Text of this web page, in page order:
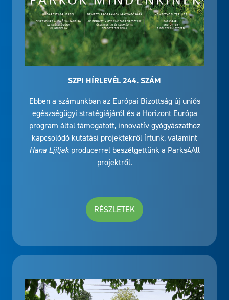
SZPI HÍRLEVÉL 244. SZÁM
Ebben a számunkban az Európai Bizottság új uniós
egészségügyi stratégiájáról és a Horizont Európa
program által támogatott, innovatív gyógyászathoz
kapcsolódó kutatási projektekről írtunk, valamint
Hana Ljiljakproducerrel beszélgettünk a Parks4All
projektről.
RÉSZLETEK